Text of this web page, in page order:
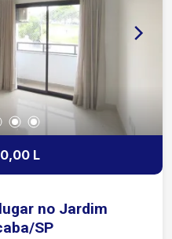
da Rodovia
escoamento e
eficiência
L
no Jardim
SP